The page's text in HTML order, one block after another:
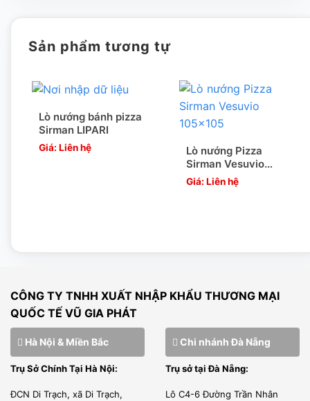
Sản phẩm tương tự
Lò nướng bánh pizza
Sirman LIPARI
Giá: Liên hệ
Lò nướng Pizza
Sirman Vesuvio
105×105
Giá: Liên hệ
CÔNG TY TNHH XUẤT NHẬP KHẨU THƯƠNG MẠI
QUỐC TẾ VŨ GIA PHÁT
Hà Nội & Miền Bắc
Trụ Sở Chính Tại Hà Nội:
ĐCN Di Trạch, xã Di Trạch,
Chi nhánh Đà Nẵng
Trụ sở tại Đà Nẵng:
Lô C4-6 Đường Trần Nhân